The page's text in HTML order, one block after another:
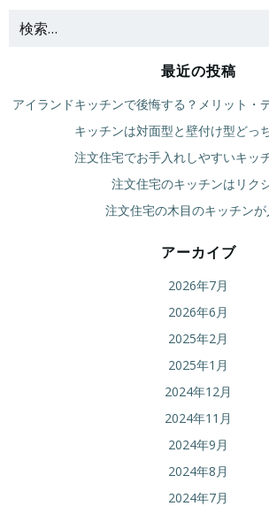
ナ
ゲ
ビ
ゲ
ー
シ
ョ
ン
最近の投稿
アイランドキッチンで後悔する？メリット・
キッチンは対面型と壁付け型どっ
注文住宅でお手入れしやすいキッ
注文住宅のキッチンはリク
注文住宅の木目のキッチン
アーカイブ
2026年7月
2026年6月
2025年2月
2025年1月
2024年12月
2024年11月
2024年9月
2024年8月
2024年7月